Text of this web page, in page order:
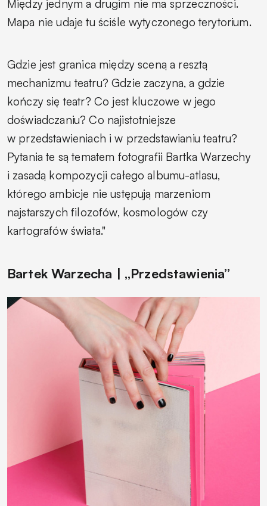
Między jednym a drugim nie ma sprzeczności.
Mapa nie udaje tu ściśle wytyczonego terytorium.
Gdzie jest granica między sceną a resztą
mechanizmu teatru? Gdzie zaczyna, a gdzie
kończy się teatr? Co jest kluczowe w jego
doświadczaniu? Co najistotniejsze
w przedstawieniach i w przedstawianiu teatru?
Pytania te są tematem fotografii Bartka Warzechy
i zasadą kompozycji całego albumu-atlasu,
którego ambicje nie ustępują marzeniom
najstarszych filozofów, kosmologów czy
kartografów świata."
Bartek Warzecha | „Przedstawienia”